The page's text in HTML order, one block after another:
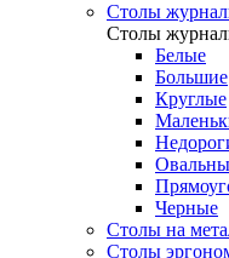
Столы
Столы
Белые
Большие
Круглые
Черные
Столы на
Столы